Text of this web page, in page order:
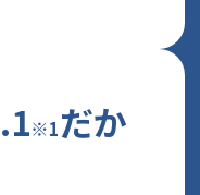
※1だか